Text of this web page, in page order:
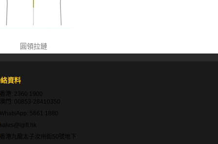
圓領拉鏈
資料
香港: 2360 1900
澳門: 00853-28410350
WhatsApp: 5661 1880
sales@igift.hk
香港九龍太子汝州街50號地下